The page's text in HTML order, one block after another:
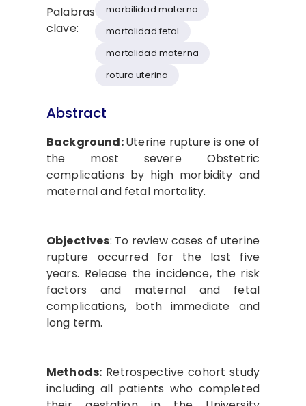
Palabras
clave:
morbilidad materna
mortalidad fetal
mortalidad materna
rotura uterina
Abstract
Background:Uterine rupture is one of
the most severe Obstetric
complications by high morbidity and
maternal and fetal mortality.
Objectives: To review cases of uterine
rupture occurred for the last five
years. Release the incidence, the risk
factors and maternal and fetal
complications, both immediate and
long term.
Methods: Retrospective cohort study
including all patients who completed